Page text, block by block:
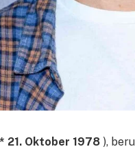
* 21. Oktober 1978 ),